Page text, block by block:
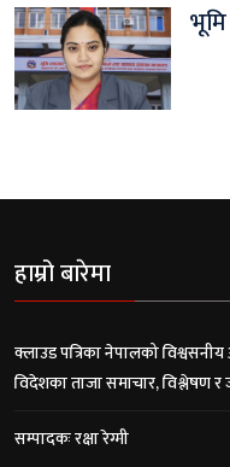
हाम्रो बारेमा
क्लाउड पत्रिका नेपालको
विदेशका ताजा समाचार, विश्लेषण र
सम्पादकः रक्षा रेग्मी